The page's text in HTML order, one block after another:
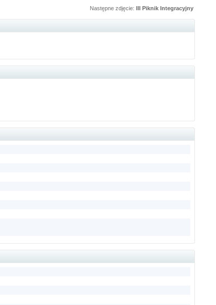
Następne zdjęcie:III Piknik Integracyjny